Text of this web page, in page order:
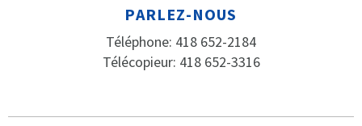
PARLEZ-NOUS
Téléphone: 418 652-2184
Télécopieur: 418 652-3316